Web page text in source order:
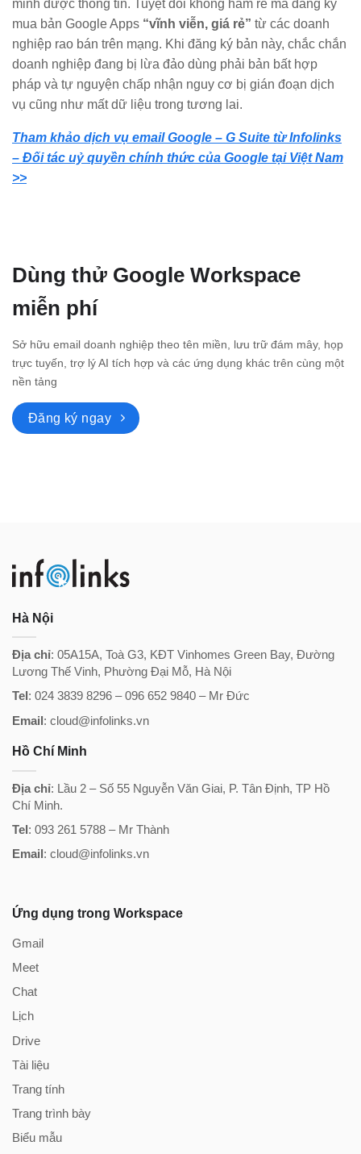
Dùng thử Google Workspace
miễn phí
Sở hữu email doanh nghiệp theo tên miền, lưu trữ đám mây, họp
trực tuyến, trợ lý AI tích hợp và các ứng dụng khác trên cùng một
nền tảng
Đăng ký ngay
minh được thông tin. Tuyệt đối không ham rẻ mà đăng ký
mua bản Google Apps “vĩnh viễn, giá rẻ” từ các doanh
nghiệp rao bán trên mạng. Khi đăng ký bản này, chắc chắn
doanh nghiệp đang bị lừa đảo dùng phải bản bất hợp
pháp và tự nguyện chấp nhận nguy cơ bị gián đoạn dịch
vụ cũng như mất dữ liệu trong tương lai.
Tham khảo dịch vụ email Google – G Suite từ Infolinks
– Đối tác uỷ quyền chính thức của Google tại Việt Nam
>>
Hà Nội
Địa chỉ: 05A15A, Toà G3, KĐT Vinhomes Green Bay, Đường
Lương Thế Vinh, Phường Đại Mỗ, Hà Nội
Tel: 024 3839 8296 – ‭096 652 9840‬ – Mr Đức
Email: cloud@infolinks.vn
Hồ Chí Minh
Địa chỉ: Lầu 2 – Số 55 Nguyễn Văn Giai, P. Tân Định, TP Hồ
Chí Minh.
Tel: 093 261 5788 – Mr Thành
Email: cloud@infolinks.vn
Ứng dụng trong Workspace
Gmail
Meet
Chat
Lịch
Drive
Tài liệu
Trang tính
Trang trình bày
Biểu mẫu